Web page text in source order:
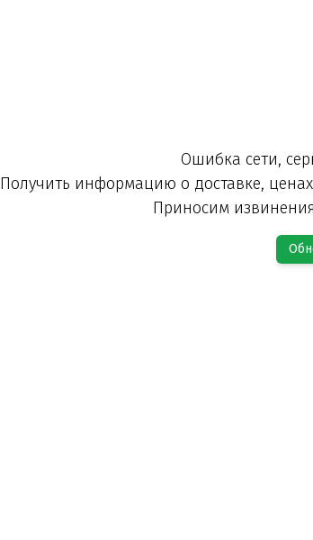
Ошибка сети,
Получить информацию о доставке,
Приносим